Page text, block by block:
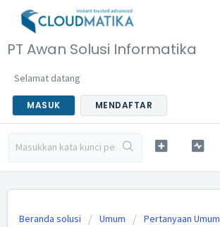
PT Awan Solusi Informatika
Selamat datang
MASUK MENDAFTAR
Beranda solusi Umum Pertanyaan Umum